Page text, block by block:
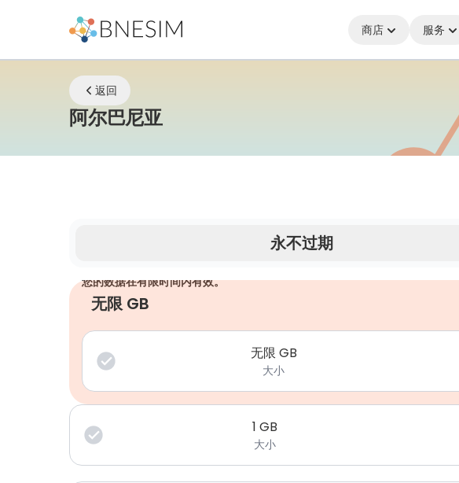
商店 服务
返回
阿尔巴尼亚eSIM | 无论您身在何处，始终保持连
永不过期
您的数据在有限时间内有效。
无限 GB
无限 GB
大小
1 GB
大小